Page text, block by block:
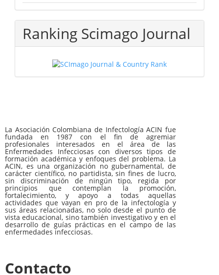
Ranking Scimago Journal
La Asociación Colombiana de Infectología ACIN fue
fundada en 1987 con el fin de agremiar
profesionales interesados en el área de las
Enfermedades Infecciosas con diversos tipos de
formación académica y enfoques del problema. La
ACIN, es una organización no gubernamental, de
carácter científico, no partidista, sin fines de lucro,
sin discriminación de ningún tipo, regida por
principios que contemplan la promoción,
fortalecimiento, y apoyo a todas aquellas
actividades que vayan en pro de la infectología y
sus áreas relacionadas, no solo desde el punto de
vista educacional, sino también investigativo y en el
desarrollo de guías prácticas en el campo de las
enfermedades infecciosas.
Contacto